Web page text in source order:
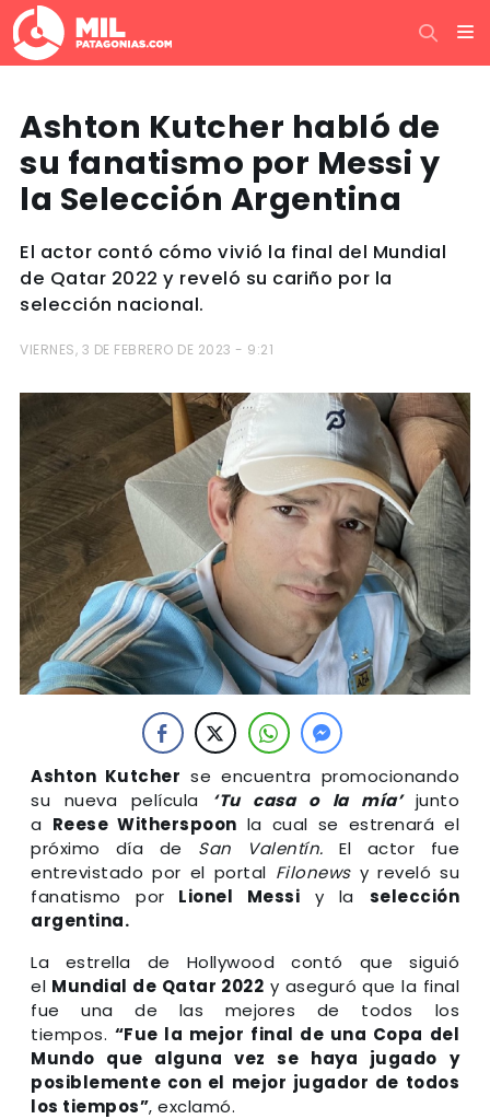
Ashton Kutcher habló de
su fanatismo por Messi y
la Selección Argentina
El actor contó cómo vivió la final del Mundial
de Qatar 2022 y reveló su cariño por la
selección nacional.
VIERNES, 3 DE FEBRERO DE 2023 - 9:21
Ashton Kutcher se encuentra promocionando
su nueva película ‘Tu casa o la mía’ junto
a Reese Witherspoon la cual se estrenará el
próximo día de San Valentín. El actor fue
entrevistado por el portal Filonewsy reveló su
fanatismo por Lionel Messi y la selección
argentina.
La estrella de Hollywood contó que siguió
el Mundial de Qatar 2022 y aseguró que la final
fue una de las mejores de todos los
tiempos. “Fue la mejor final de una Copa del
Mundo que alguna vez se haya jugado y
posiblemente con el mejor jugador de todos
los tiempos”, exclamó.